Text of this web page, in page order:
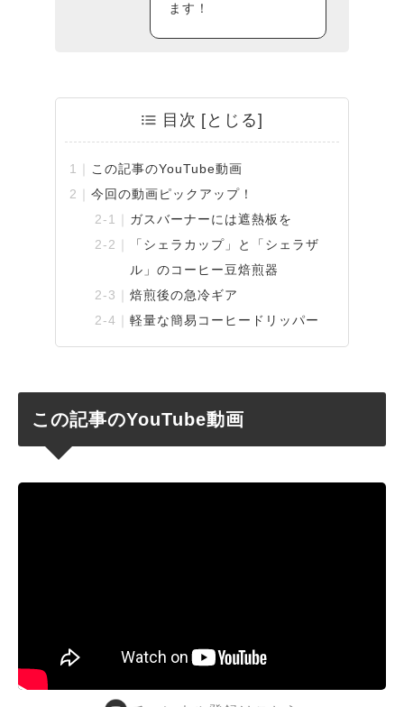
ます！
目次
この記事のYouTube動画
今回の動画ピックアップ！
ガスバーナーには遮熱板を
「シェラカップ」と「シェラザ
ル」のコーヒー豆焙煎器
焙煎後の急冷ギア
軽量な簡易コーヒードリッパー
この記事のYouTube動画